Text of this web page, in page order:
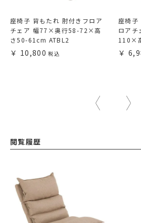
座椅子 背もたれ 肘付きフロア
チェア 幅77×奥行58-72×高
さ50-61cm ATBL2
10,800
座椅子
ロア
110×
閲覧履歴